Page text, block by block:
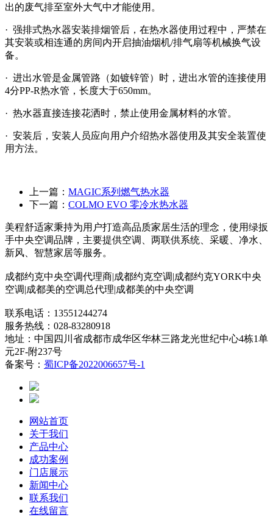
出的废气排至室外大气中才能使用。
· 强排式热水器安装排烟管后，在热水器使用过程中，严禁在
其安装或相连通的房间内开启抽油烟机/排气扇等机械换气设
备。
· 进出水管是金属管路（如镀锌管）时，进出水管的连接使用
4分PP-R热水管，长度大于650mm。
· 热水器直接连接花洒时，禁止使用金属材料的水管。
· 安装后，安装人员应向用户介绍热水器使用及其安全装置使
用方法。
上一篇： MAGIC系列燃气热水器
下一篇： COLMO EVO 零冷水热水器
美程舒适家秉持为用户打造高品质家居生活的理念，使用绿扳
手中央空调品牌，主要提供空调、两联供系统、采暖、净水、
新风、智慧家居等服务。
成都约克中央空调代理商|成都约克空调|成都约克YORK中央
空调|成都美的空调总代理|成都美的中央空调
联系电话：13551244274
服务热线：028-83280918
地址：中国四川省成都市成华区华林三路龙光世纪中心4栋1单
元2F-附237号
备案号： 蜀ICP备2022006657号-1
网站首页
关于我们
产品中心
成功案例
门店展示
新闻中心
联系我们
在线留言